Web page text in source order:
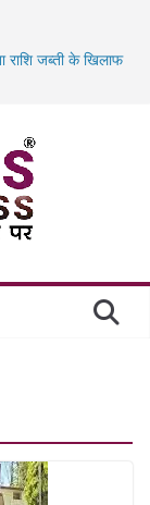
जब्ती के खिलाफ
बैंक खाताधारक